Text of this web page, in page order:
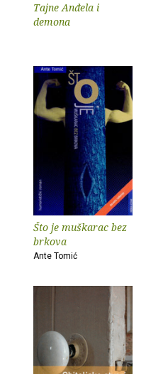
Tajne Anđela i
demona
Što je muškarac bez
brkova
Ante Tomić